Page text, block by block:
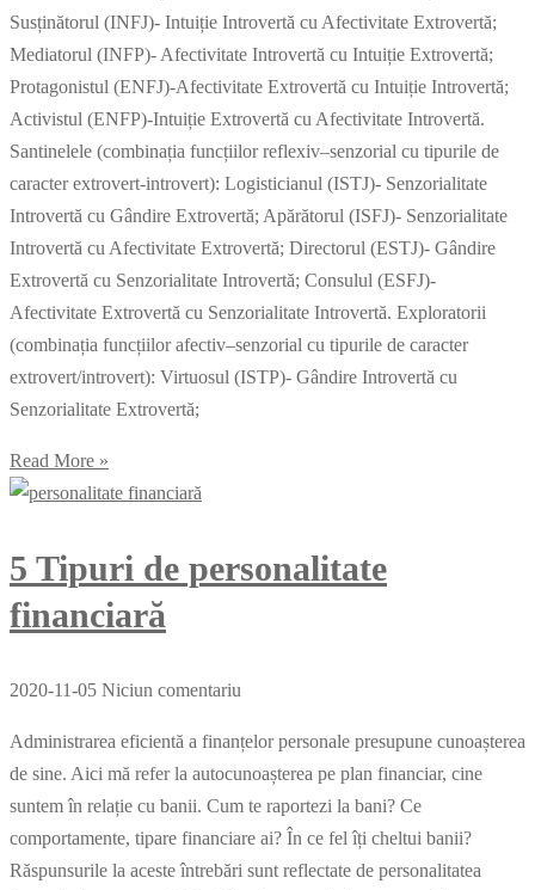
Susținătorul (INFJ)- Intuiție Introvertă cu Afectivitate Extrovertă;
Mediatorul (INFP)- Afectivitate Introvertă cu Intuiție Extrovertă;
Protagonistul (ENFJ)-Afectivitate Extrovertă cu Intuiție Introvertă;
Activistul (ENFP)-Intuiție Extrovertă cu Afectivitate Introvertă.
Santinelele (combinația funcțiilor reflexiv–senzorial cu tipurile de
caracter extrovert-introvert): Logisticianul (ISTJ)- Senzorialitate
Introvertă cu Gândire Extrovertă; Apărătorul (ISFJ)- Senzorialitate
Introvertă cu Afectivitate Extrovertă; Directorul (ESTJ)- Gândire
Extrovertă cu Senzorialitate Introvertă; Consulul (ESFJ)-
Afectivitate Extrovertă cu Senzorialitate Introvertă. Exploratorii
(combinația funcțiilor afectiv–senzorial cu tipurile de caracter
extrovert/introvert): Virtuosul (ISTP)- Gândire Introvertă cu
Senzorialitate Extrovertă;
Read More »
5 Tipuri de personalitate
financiară
2020-11-05 Niciun comentariu
Administrarea eficientă a finanțelor personale presupune cunoașterea
de sine. Aici mă refer la autocunoașterea pe plan financiar, cine
suntem în relație cu banii. Cum te raportezi la bani? Ce
comportamente, tipare financiare ai? În ce fel îți cheltui banii?
Răspunsurile la aceste întrebări sunt reflectate de personalitatea